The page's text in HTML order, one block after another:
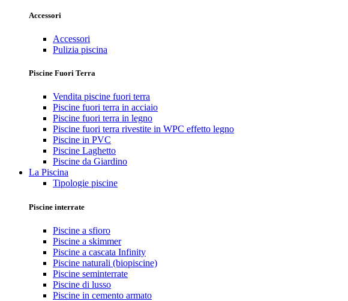
Accessori
Accessori
Pulizia piscina
Piscine Fuori Terra
Vendita piscine fuori terra
Piscine fuori terra in acciaio
Piscine fuori terra in legno
Piscine fuori terra rivestite in WPC effetto legno
Piscine in PVC
Piscine Laghetto
Piscine da Giardino
La Piscina
Tipologie piscine
Piscine interrate
Piscine a sfioro
Piscine a skimmer
Piscine a cascata Infinity
Piscine naturali (biopiscine)
Piscine seminterrate
Piscine di lusso
Piscine in cemento armato